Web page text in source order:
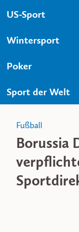
US-Sport
Wintersport
Poker
Sport der Welt
Fußball
Borussia